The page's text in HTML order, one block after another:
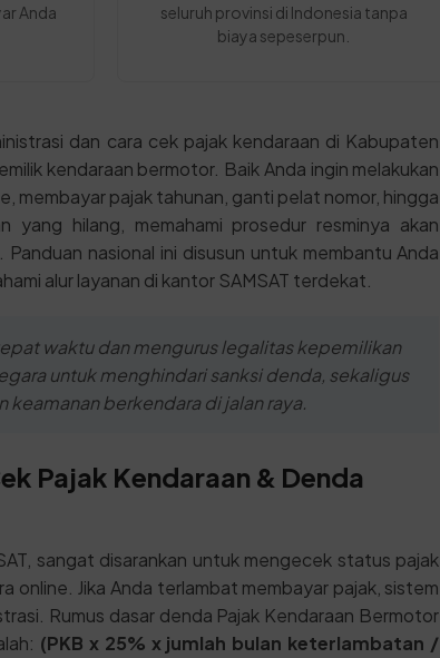
Anda
seluruh provinsi di Indonesia tanpa
biaya sepeserpun.
dan cara cek pajak kendaraan di Kabupaten
kendaraan bermotor. Baik Anda ingin melakukan
membayar pajak tahunan, ganti pelat nomor, hingga
yang hilang, memahami prosedur resminya akan
nasional ini disusun untuk membantu Anda
alur layanan di kantor SAMSAT terdekat.
waktu dan mengurus legalitas kepemilikan
untuk menghindari sanksi denda, sekaligus
keamanan berkendara di jalan raya.
Pajak Kendaraan & Denda
sangat disarankan untuk mengecek status pajak
online. Jika Anda terlambat membayar pajak, sistem
Rumus dasar denda Pajak Kendaraan Bermotor
(PKB x 25% x jumlah bulan keterlambatan /